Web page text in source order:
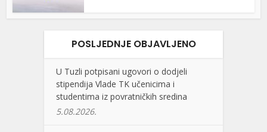
POSLJEDNJE OBJAVLJENO
U Tuzli potpisani ugovori o dodjeli
stipendija Vlade TK učenicima i
studentima iz povratničkih sredina
5.08.2026.